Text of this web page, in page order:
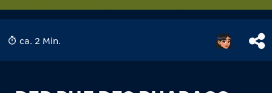
ca. 2 Min.